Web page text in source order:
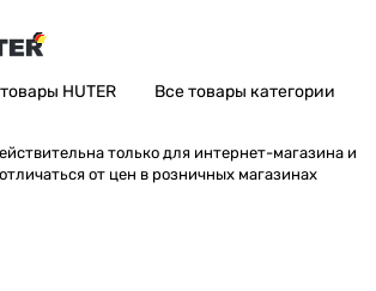
HUTER Все товары категории
только для интернет-магазина и
от цен в розничных магазинах